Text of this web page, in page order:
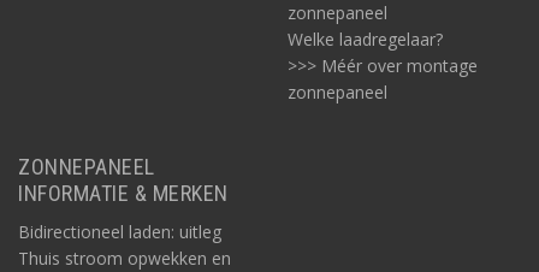
zonnepaneel
Welke laadregelaar?
>>> Méér over montage
zonnepaneel
ZONNEPANEEL
INFORMATIE & MERKEN
Bidirectioneel laden: uitleg
Thuis stroom opwekken en